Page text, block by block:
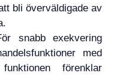
bli överväldigade av
snabb exekvering
med
förenklar